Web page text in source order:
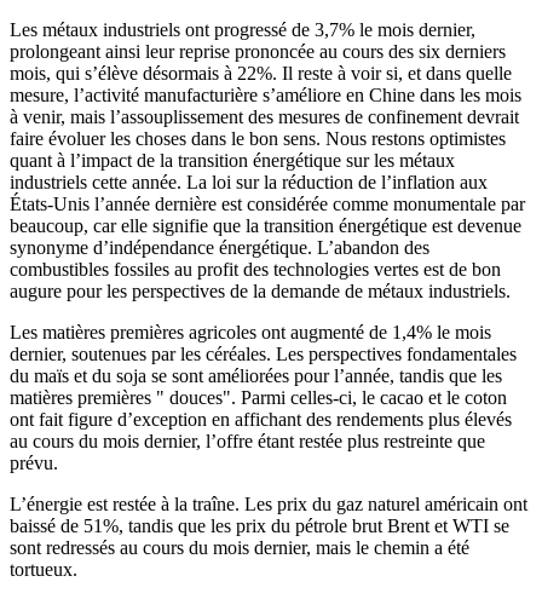
Les métaux industriels ont progressé de 3,7% le mois dernier,
prolongeant ainsi leur reprise prononcée au cours des six derniers
mois, qui s’élève désormais à 22%. Il reste à voir si, et dans quelle
mesure, l’activité manufacturière s’améliore en Chine dans les mois
à venir, mais l’assouplissement des mesures de confinement devrait
faire évoluer les choses dans le bon sens. Nous restons optimistes
quant à l’impact de la transition énergétique sur les métaux
industriels cette année. La loi sur la réduction de l’inflation aux
États-Unis l’année dernière est considérée comme monumentale par
beaucoup, car elle signifie que la transition énergétique est devenue
synonyme d’indépendance énergétique. L’abandon des
combustibles fossiles au profit des technologies vertes est de bon
augure pour les perspectives de la demande de métaux industriels.
Les matières premières agricoles ont augmenté de 1,4% le mois
dernier, soutenues par les céréales. Les perspectives fondamentales
du maïs et du soja se sont améliorées pour l’année, tandis que les
matières premières " douces". Parmi celles-ci, le cacao et le coton
ont fait figure d’exception en affichant des rendements plus élevés
au cours du mois dernier, l’offre étant restée plus restreinte que
prévu.
L’énergie est restée à la traîne. Les prix du gaz naturel américain ont
baissé de 51%, tandis que les prix du pétrole brut Brent et WTI se
sont redressés au cours du mois dernier, mais le chemin a été
tortueux.